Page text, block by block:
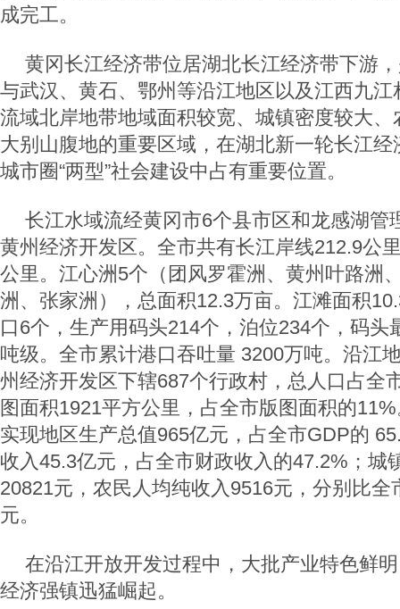
成完工。
黄冈长江经济带位居湖北长江经济带下游
与武汉、黄石、鄂州等沿江地区以及江西九
流域北岸地带地域面积较宽、城镇密度较大
大别山腹地的重要区域，在湖北新一轮长江
城市圈“两型”社会建设中占有重要位置。
长江水域流经黄冈市6个县市区和龙感湖管
黄州经济开发区。全市共有长江岸线212.9公
公里。江心洲5个（团风罗霍洲、黄州叶路洲
洲、张家洲），总面积12.3万亩。江滩面积
口6个，生产用码头214个，泊位234个，码头
吨级。全市累计港口吞吐量 3200万吨。沿江
州经济开发区下辖687个行政村，总人口占全
图面积1921平方公里，占全市版图面积的
实现地区生产总值965亿元，占全市GDP的
收入45.3亿元，占全市财政收入的47.2%；城
20821元，农民人均纯收入9516元，分别比全
元。
在沿江开放开发过程中，大批产业特色鲜
经济强镇迅猛崛起。